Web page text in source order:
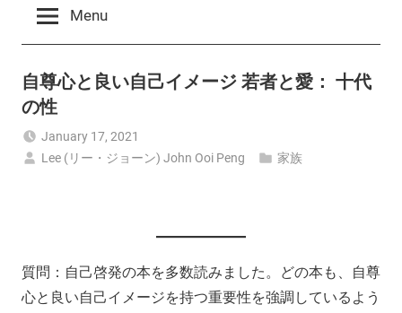
Menu
自尊心と良い自己イメージ 若者と愛： 十代
の性
January 17, 2021
Lee (リー・ジョーン) John Ooi Peng
家族
質問：自己啓発の本を多数読みました。どの本も、自尊
心と良い自己イメージを持つ重要性を強調しているよう